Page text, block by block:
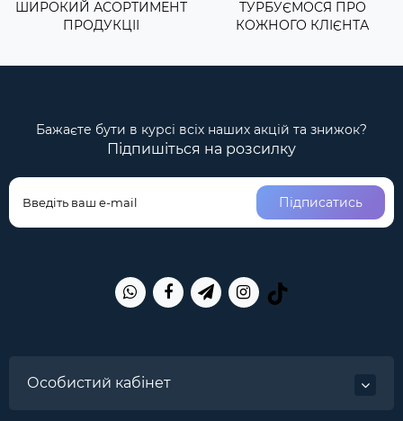
ШИРОКИЙ АСОРТИМЕНТ
ПРОДУКЦІІ
ТУРБУЄМОСЯ ПРО
КОЖНОГО КЛІЄНТА
Бажаєте бути в курсі всіх наших акцій та знижок?
Підпишіться на розсилку
Підписатись
Особистий кабінет